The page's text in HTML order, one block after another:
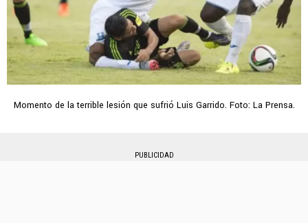
Momento de la terrible lesión que sufrió Luis Garrido. Foto: La Prensa.
PUBLICIDAD